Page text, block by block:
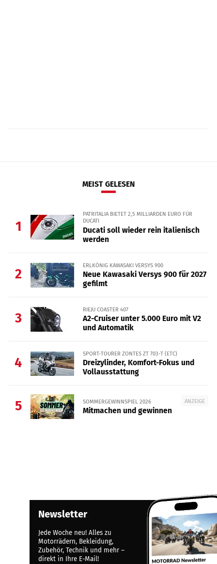
MEIST GELESEN
1
PATRITALIA BIETET 2,5 MILLIARDEN EURO FÜR
DUCATI
Ducati soll wieder rein italienisch
werden
2
ERLKÖNIG KAWASAKI VERSYS 900
Neue Kawasaki Versys 900 für 2027
gefilmt
3
RIEJU COASTER 407
A2-Cruiser unter 5.000 Euro mit V2
und Automatik
4
SPORT-TOURER ZONTES ZT 703-T (ETC)
Dreizylinder, Komfort-Fokus und
Vollausstattung
5 ANZEIGE
SOMMERGEWINNSPIEL 2026
Mitmachen und gewinnen
Newsletter
Jede Woche neu! Alles zu
Motorrädern, Bekleidung,
Zubehör, Technik und mehr –
direkt in Ihre E-Mail!